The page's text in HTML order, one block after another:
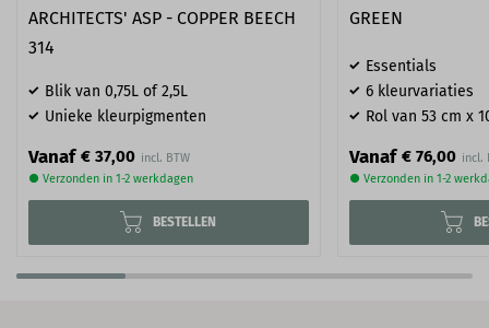
ARCHITECTS' ASP - COPPER BEECH
314
Blik van 0,75L of 2,5L
Unieke kleurpigmenten
Vanaf € 37,00
● Verzonden in 1-2 werkdagen
BESTELLEN
GREEN
Essentials
6 kleurvariaties
Rol van 53 cm x
Vanaf € 76,00
● Verzonden in 1-2